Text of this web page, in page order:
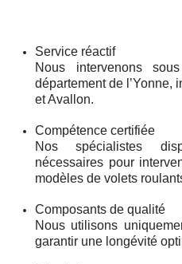
Service réactif
Nous intervenons
département de l’Yonne,
et Avallon.
Compétence certifiée
Nos spécialistes
nécessaires pour
modèles de volets
Composants de qualité
Nous utilisons
garantir une longévité